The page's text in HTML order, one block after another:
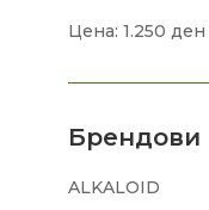
Цена: 1.250 ден
Брендови
ALKALOID